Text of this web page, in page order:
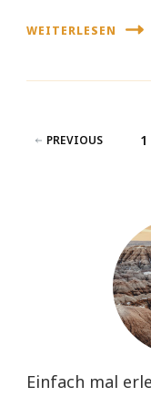
WEITERLESEN
PREVIOUS 1
Einfach mal